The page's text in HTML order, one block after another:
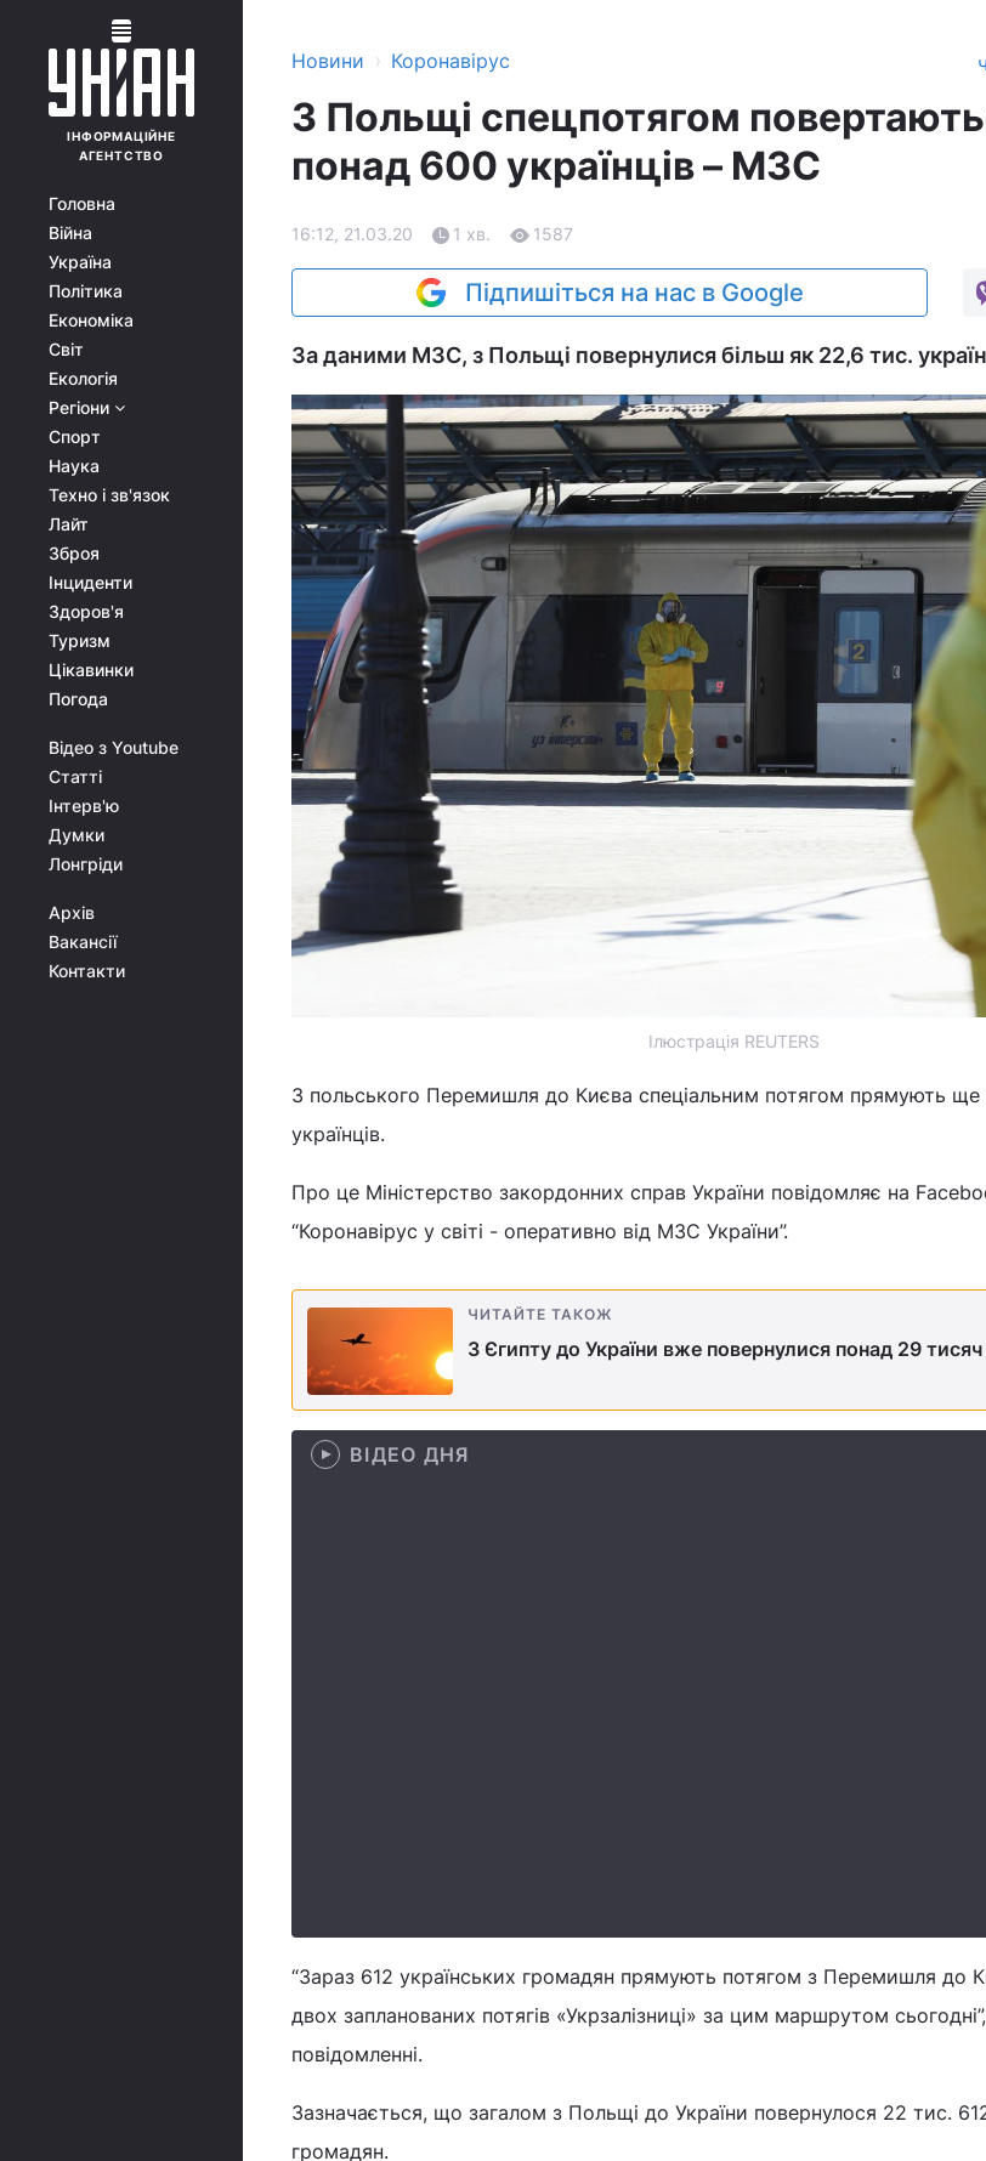
ІНФОРМАЦІЙНЕ
АГЕНТСТВО
Головна
Війна
Україна
Політика
Економіка
Світ
Екологія
Регіони
Спорт
Наука
Техно і зв'язок
Лайт
Зброя
Інциденти
Здоров'я
Туризм
Цікавинки
Погода
Відео з Youtube
Статті
Інтерв'ю
Думки
Лонгріди
Архів
Вакансії
Контакти
Новини › Коронавірус
З Польщі спецпотягом
понад 600 українців – МЗС
16:12, 21.03.20 1 хв. 1587
Підпишіться на нас в Google
За даними МЗС, з Польщі повернулися більш як 22,6 тис.
Ілюстрація REUTERS
З польського Перемишля до Києва спеціальним потягом прямують ще
українців.
Про це Міністерство закордонних справ України повідомляє на
“Коронавірус у світі - оперативно від МЗС України”.
ЧИТАЙТЕ ТАКОЖ
З Єгипту до України вже повернулися понад 29
ВІДЕО ДНЯ
“Зараз 612 українських громадян прямують потягом з Перемишля до
двох запланованих потягів «Укрзалізниці» за цим маршрутом
повідомленні.
Зазначається, що загалом з Польщі до України повернулося 22 тис.
громадян.